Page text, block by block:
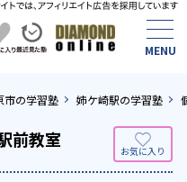
市の学習塾 姉ケ崎駅の学習塾
前教室